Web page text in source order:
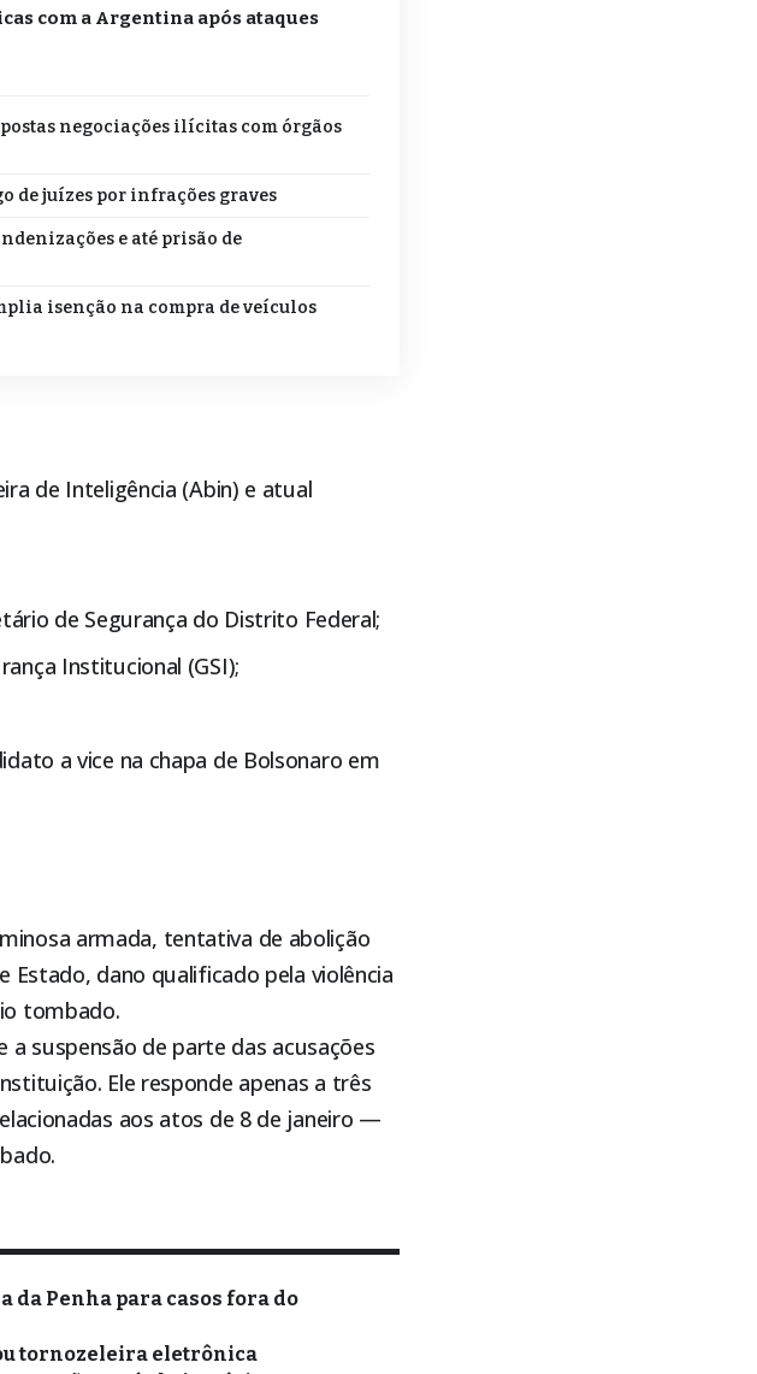
com a Argentina após ataques
negociações ilícitas com órgãos
de juízes por infrações graves
e até prisão de
isenção na compra de veículos
de Inteligência (Abin) e atual
de Segurança do Distrito Federal;
Institucional (GSI);
a vice na chapa de Bolsonaro em
armada, tentativa de abolição
dano qualificado pela violência
tombado.
suspensão de parte das acusações
Ele responde apenas a três
aos atos de 8 de janeiro —
da Penha para casos fora do
tornozeleira eletrônica